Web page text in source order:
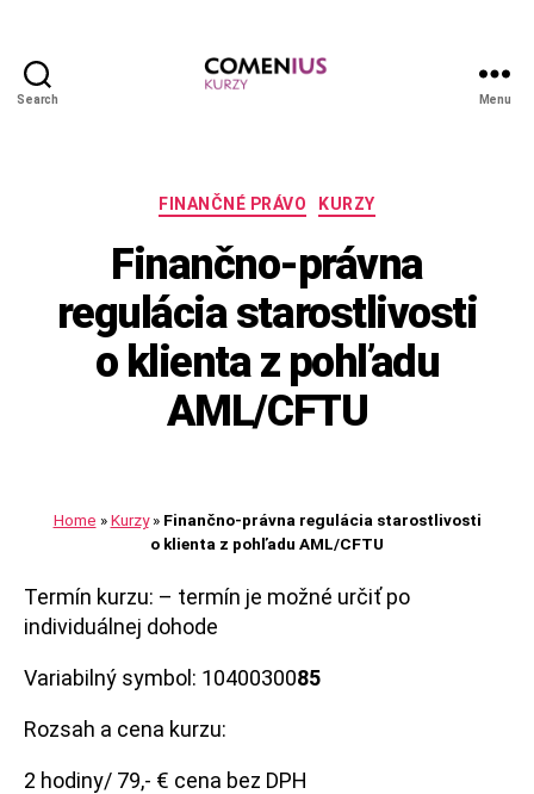
Search Menu
Kategórie
FINANČNÉ PRÁVO KURZY
Finančno-právna
regulácia starostlivosti
o klienta z pohľadu
AML/CFTU
Home »Kurzy» Finančno-právna regulácia starostlivosti
o klienta z pohľadu AML/CFTU
Termín kurzu: – termín je možné určiť po
individuálnej dohode
Variabilný symbol: 1040030085
Rozsah a cena kurzu:
2 hodiny/ 79,- € cena bez DPH